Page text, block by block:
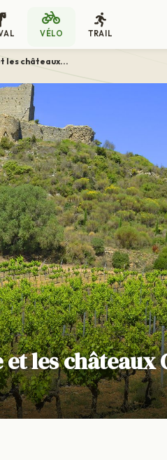
VÉLO TRAIL
les châteaux...
les châteaux